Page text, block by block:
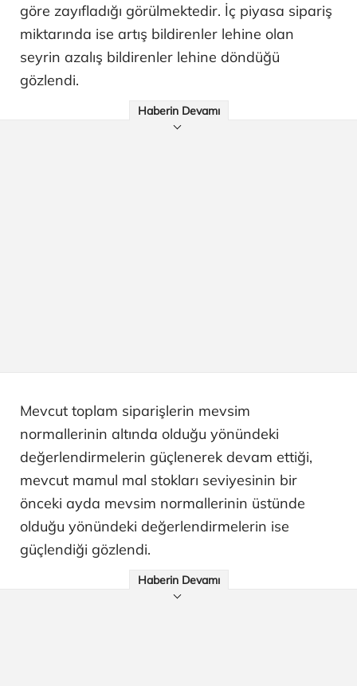
göre zayıfladığı görülmektedir. İç piyasa sipariş
miktarında ise artış bildirenler lehine olan
seyrin azalış bildirenler lehine döndüğü
gözlendi.
Haberin Devamı
Mevcut toplam siparişlerin mevsim
normallerinin altında olduğu yönündeki
değerlendirmelerin güçlenerek devam ettiği,
mevcut mamul mal stokları seviyesinin bir
önceki ayda mevsim normallerinin üstünde
olduğu yönündeki değerlendirmelerin ise
güçlendiği gözlendi.
Haberin Devamı